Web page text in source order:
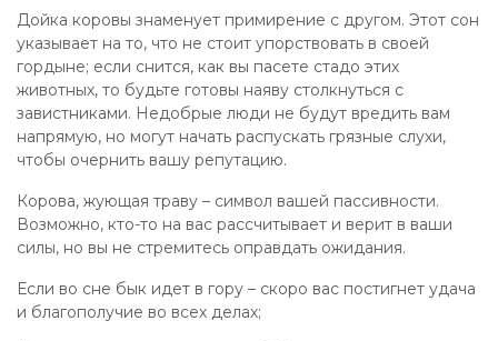
Дойка коровы знаменует примирение с другом. Этот сон
указывает на то, что не стоит упорствовать в своей
гордыне; если снится, как вы пасете стадо этих
животных, то будьте готовы наяву столкнуться с
завистниками. Недобрые люди не будут вредить вам
напрямую, но могут начать распускать грязные слухи,
чтобы очернить вашу репутацию.
Корова, жующая траву – символ вашей пассивности.
Возможно, кто-то на вас рассчитывает и верит в ваши
силы, но вы не стремитесь оправдать ожидания.
Если во сне бык идет в гору – скоро вас постигнет удача
и благополучие во всех делах;